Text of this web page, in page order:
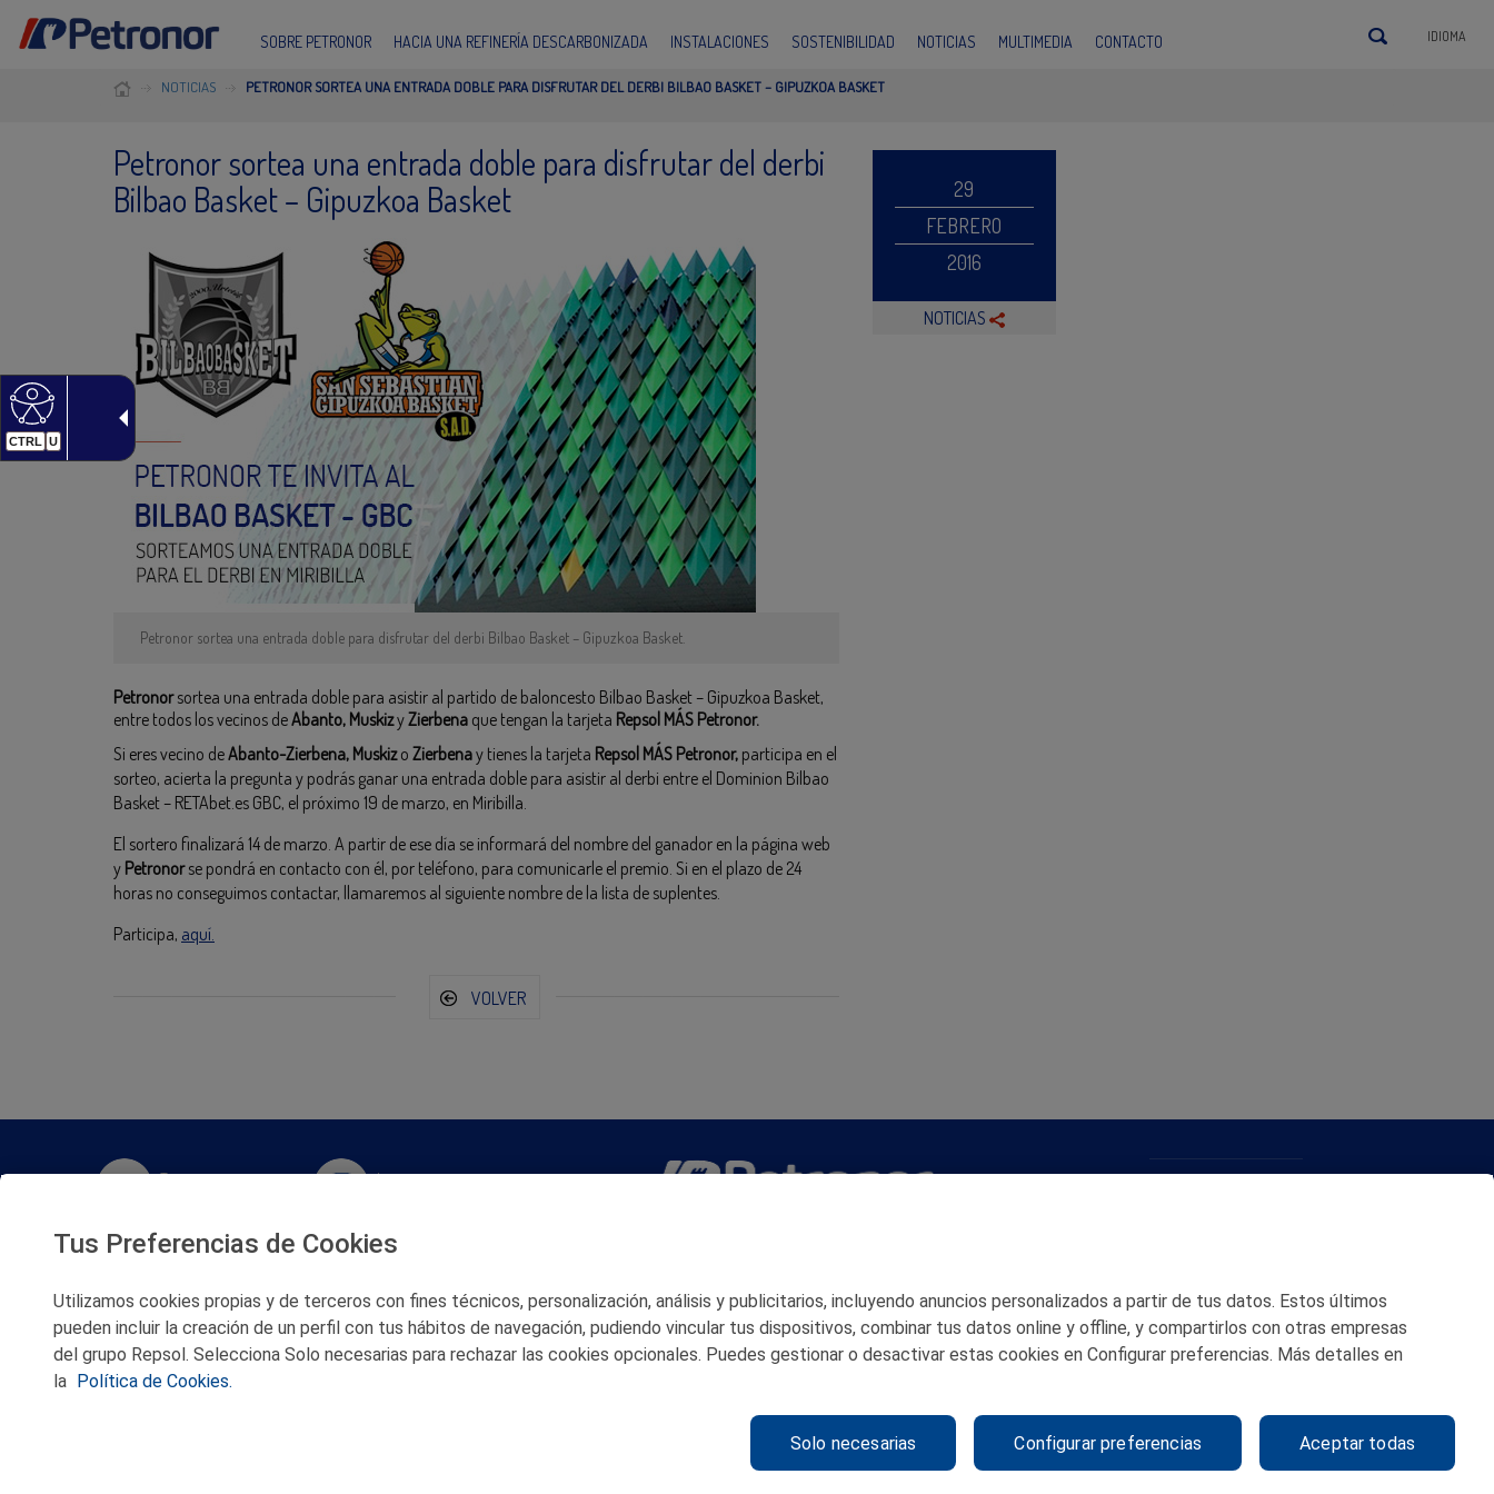
CTRL U
SOBRE PETRONOR HACIA UNA REFINERÍA DESCARBONIZADA INSTALACIONES SOSTENIBILIDAD NOTICIAS MULTIMEDIA CONTACTO IDIOMA
NOTICIAS PETRONOR SORTEA UNA ENTRADA DOBLE PARA DISFRUTAR DEL DERBI BILBAO BASKET – GIPUZKOA BASKET
Petronor sortea una entrada doble para disfrutar del derbi
Bilbao Basket – Gipuzkoa Basket
Petronor sortea una entrada doble para disfrutar del derbi Bilbao Basket – Gipuzkoa Basket.
Petronorsortea una entrada doble para asistir al partido de baloncesto Bilbao Basket – Gipuzkoa Basket,
entre todos los vecinos deAbanto, MuskizyZierbena que tengan la tarjeta Repsol MÁS Petronor.
Si eres vecino deAbanto-Zierbena, Muskizo Zierbenay tienes la tarjeta Repsol MÁS Petronor, participa en el
sorteo, acierta la pregunta y podrás ganar una entrada doble para asistir al derbi entre el Dominion Bilbao
Basket – RETAbet.es GBC, el próximo 19 de marzo, en Miribilla.
El sortero finalizará 14 de marzo. A partir de ese día se informará del nombre del ganador en la página web
y Petronorse pondrá en contacto con él, por teléfono, para comunicarle el premio. Si en el plazo de 24
horas no conseguimos contactar, llamaremos al siguiente nombre de la lista de suplentes.
Participa, aquí.
VOLVER
29
FEBRERO
2016
NOTICIAS
Twitter
Facebook
Youtube
Flickr
Instagram
Slideshare
Soundcloud © 2026 Petronor S.A.
POLITICA DE COOKIES
Tus Preferencias de Cookies
Utilizamos cookies propias y de terceros con fines técnicos, personalización, análisis y publicitarios, incluyendo anuncios personalizados a partir de tus datos. Estos últimos
pueden incluir la creación de un perfil con tus hábitos de navegación, pudiendo vincular tus dispositivos, combinar tus datos online y offline, y compartirlos con otras empresas
del grupo Repsol. Selecciona Solo necesarias para rechazar las cookies opcionales. Puedes gestionar o desactivar estas cookies en Configurar preferencias. Más detalles en
la Política de Cookies.
Configurar preferencias
Solo necesarias Aceptar todas